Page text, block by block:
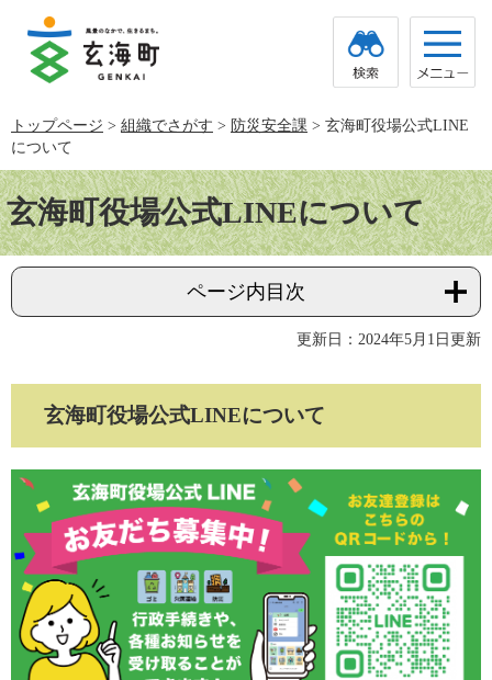
で
す。
ば
し
て
本
文
へ
トップページ > 組織でさがす > 防災安全課 > 玄海町役場公式LINE
について
本
文玄海町役場公式LINEについて
ページ内目次
更新日：2024年5月1日更新
玄海町役場公式LINEについて